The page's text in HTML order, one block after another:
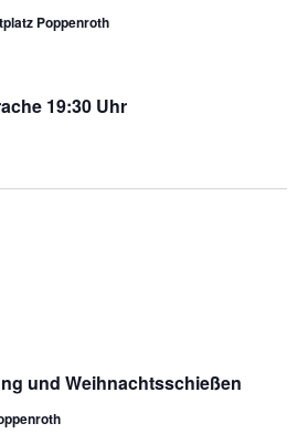
Poppenroth
19:30 Uhr
und Weihnachtsschießen